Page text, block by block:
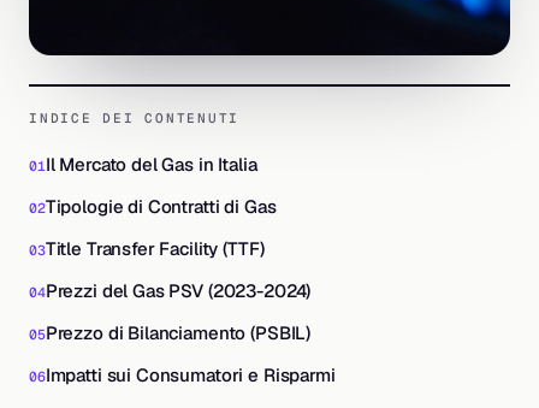
INDICE DEI CONTENUTI
Il Mercato del Gas in Italia
Tipologie di Contratti di Gas
Title Transfer Facility (TTF)
Prezzi del Gas PSV (2023-2024)
Prezzo di Bilanciamento (PSBIL)
Impatti sui Consumatori e Risparmi